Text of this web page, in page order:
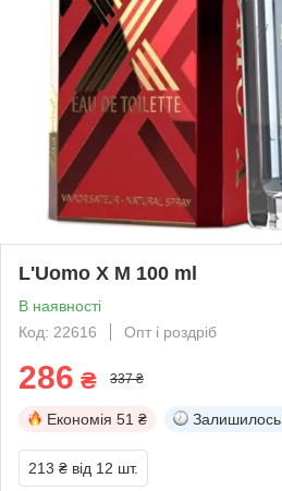
L'Uomo X M 100 ml
В наявності
Код: 22616
Опт і роздріб
286 ₴ 337 ₴
Економія 51 ₴ Залишилось
213 ₴ від 12 шт.